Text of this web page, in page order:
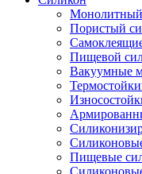
Монолитный
Пористый
Пищевой
Вакуумные
Пищевые